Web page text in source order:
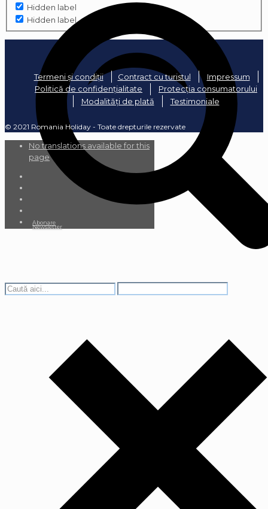
Hidden label
Hidden label
Termeni și condiții Contract cu turistul
Impressum
Politică de confidențialitate
Protecția consumatorului
Modalități de plată
Testimoniale
© 2021 Romania Holiday - Toate drepturile rezervate
No translations available for this
page
Abonare
Newsletter